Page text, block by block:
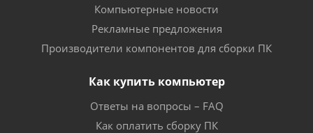
Компьютерные новости
Рекламные предложения
Производители компонентов для сборки ПК
Как купить компьютер
Ответы на вопросы – FAQ
Как оплатить сборку ПК